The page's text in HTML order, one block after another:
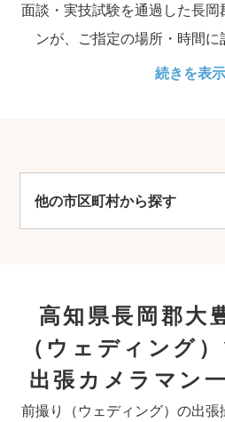
面談・実技試験を通過した長
ンが、ご指定の場所・時間に
続きを表示
他の市区町村から探す
高知県長岡郡大
（ウェディング
出張カメラマン
前撮り（ウェディング）の出